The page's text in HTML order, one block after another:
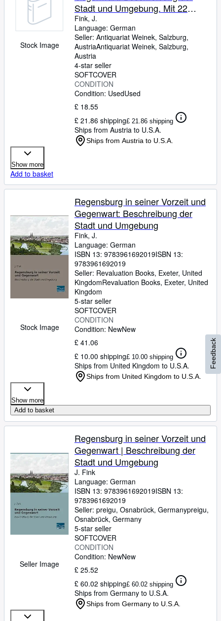
Stock Image
Stadt und Umgebung. Mit 22
Abbildungen, einem Kärtchen und
Stadtplan.
Fink, J.
Language: German
Seller: Antiquariat Weinek, Salzburg,
AustriaAntiquariat Weinek, Salzburg,
Austria
4-star seller
SOFTCOVER
CONDITION
Condition: UsedUsed
£ 18.55
£ 21.86 shipping£ 21.86 shipping
Ships from Austria to U.S.A.
Ships from Austria to U.S.A.
Show more
Add to basket
Stock Image
Regensburg in seiner Vorzeit und
Gegenwart: Beschreibung der
Stadt und Umgebung
Fink, J.
Language: German
ISBN 13: 9783961692019ISBN 13:
9783961692019
Seller: Revaluation Books, Exeter, United
KingdomRevaluation Books, Exeter, United
Kingdom
5-star seller
SOFTCOVER
CONDITION
Condition: NewNew
£ 41.06
£ 10.00 shipping£ 10.00 shipping
Ships from United Kingdom to U.S.A.
Ships from United Kingdom to U.S.A.
Show more
Add to basket
Seller Image
Regensburg in seiner Vorzeit und
Gegenwart | Beschreibung der
Stadt und Umgebung
J. Fink
Language: German
ISBN 13: 9783961692019ISBN 13:
9783961692019
Seller: preigu, Osnabrück, Germanypreigu,
Osnabrück, Germany
5-star seller
SOFTCOVER
CONDITION
Condition: NewNew
£ 25.52
£ 60.02 shipping£ 60.02 shipping
Ships from Germany to U.S.A.
Ships from Germany to U.S.A.
Feedback